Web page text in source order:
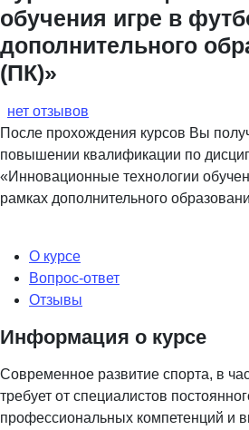
обучения игре в
дополнительного
(ПК)»
нет отзывов
После прохождения курсов Вы
повышении квалификации по
«Инновационные технологии
рамках дополнительного
О курсе
Вопрос-ответ
Отзывы
Информация о курсе
Современное развитие спорта, в
требует от специалистов
профессиональных компетенций и